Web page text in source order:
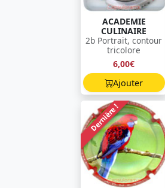
ACADEMIE
CULINAIRE
2b Portrait, contour
tricolore
6,00€
Ajouter
Dernière !